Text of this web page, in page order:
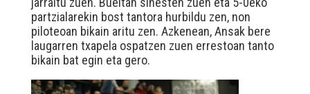
partzialarekin bost tantora hurbildu zen, non
piloteoan bikain aritu zen. Azkenean, Ansak bere
laugarren txapela ospatzen zuen errestoan tanto
bikain bat egin eta gero.